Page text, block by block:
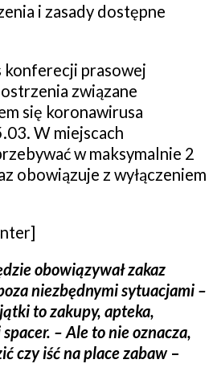
i zasady dostępne
konferecji prasowej
związane
się koronawirusa
W miejscach
w maksymalnie 2
obowiązuje z wyłączeniem
obowiązywał zakaz
niezbędnymi sytuacjami –
to zakupy, apteka,
– Ale to nie oznacza,
czy iść na place zabaw–